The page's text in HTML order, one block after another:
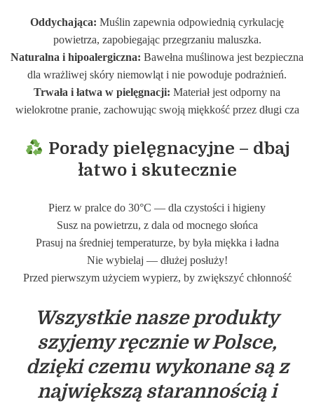
Oddychająca: Muślin zapewnia odpowiednią cyrkulację
powietrza, zapobiegając przegrzaniu maluszka.
Naturalna i hipoalergiczna: Bawełna muślinowa jest bezpieczna
dla wrażliwej skóry niemowląt i nie powoduje podrażnień.
Trwała i łatwa w pielęgnacji: Materiał jest odporny na
wielokrotne pranie, zachowując swoją miękkość przez długi cza
Porady pielęgnacyjne – dbaj
łatwo i skutecznie
Pierz w pralce do 30°C — dla czystości i higieny
Susz na powietrzu, z dala od mocnego słońca
Prasuj na średniej temperaturze, by była miękka i ładna
Nie wybielaj — dłużej posłuży!
Przed pierwszym użyciem wypierz, by zwiększyć chłonność
Wszystkie nasze produkty
szyjemy ręcznie w Polsce,
dzięki czemu wykonane są z
największą starannością i